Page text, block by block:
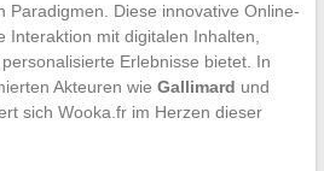
Paradigmen. Diese innovative Online-
Interaktion mit digitalen Inhalten,
Erlebnisse bietet. In
Akteuren wie Gallimard und
sich Wooka.fr im Herzen dieser